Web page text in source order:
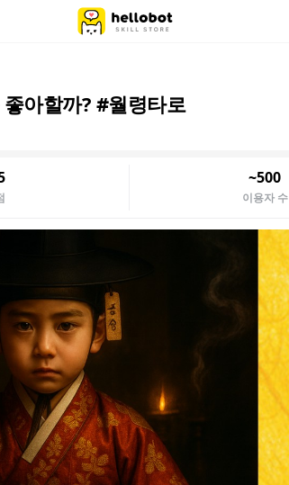
아할까? #월령타로
~500
이용자 수